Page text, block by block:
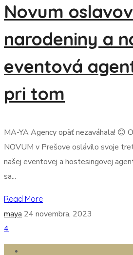
Novum
narodeniny a
eventová
pri tom
MA-YA Agency opäť nezaváhala! 😊
NOVUM v Prešove oslávilo svoje
našej eventovej a hostesingovej
sa...
Read More
maya 24 novembra, 2023
4